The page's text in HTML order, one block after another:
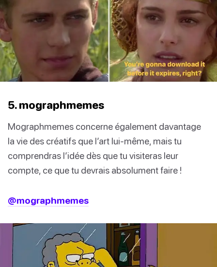
5. mographmemes
Mographmemes concerne également davantage
la vie des créatifs que l’art lui-même, mais tu
comprendras l’idée dès que tu visiteras leur
compte, ce que tu devrais absolument faire !
@mographmemes